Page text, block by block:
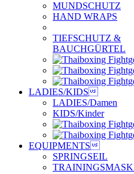
MUNDSCHUTZ
HAND WRAPS
TIEFSCHUTZ &
BAUCHGÜRTEL
LADIES/KIDS
LADIES/Damen
KIDS/Kinder
EQUIPMENTS
SPRINGSEIL